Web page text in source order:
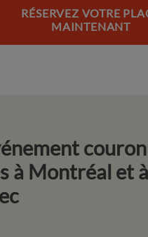
RÉSERVEZ VOTRE
MAINTENANT
à Montréal et à